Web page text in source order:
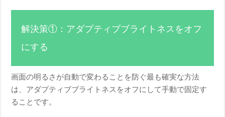
解決策①：アダプティブブライトネスをオフ
にする
画面の明るさが自動で変わることを防ぐ最も確実な方法
は、アダプティブブライトネスをオフにして手動で固定す
ることです。